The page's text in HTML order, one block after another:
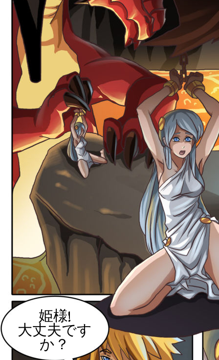
姫様!
大丈夫です
か？